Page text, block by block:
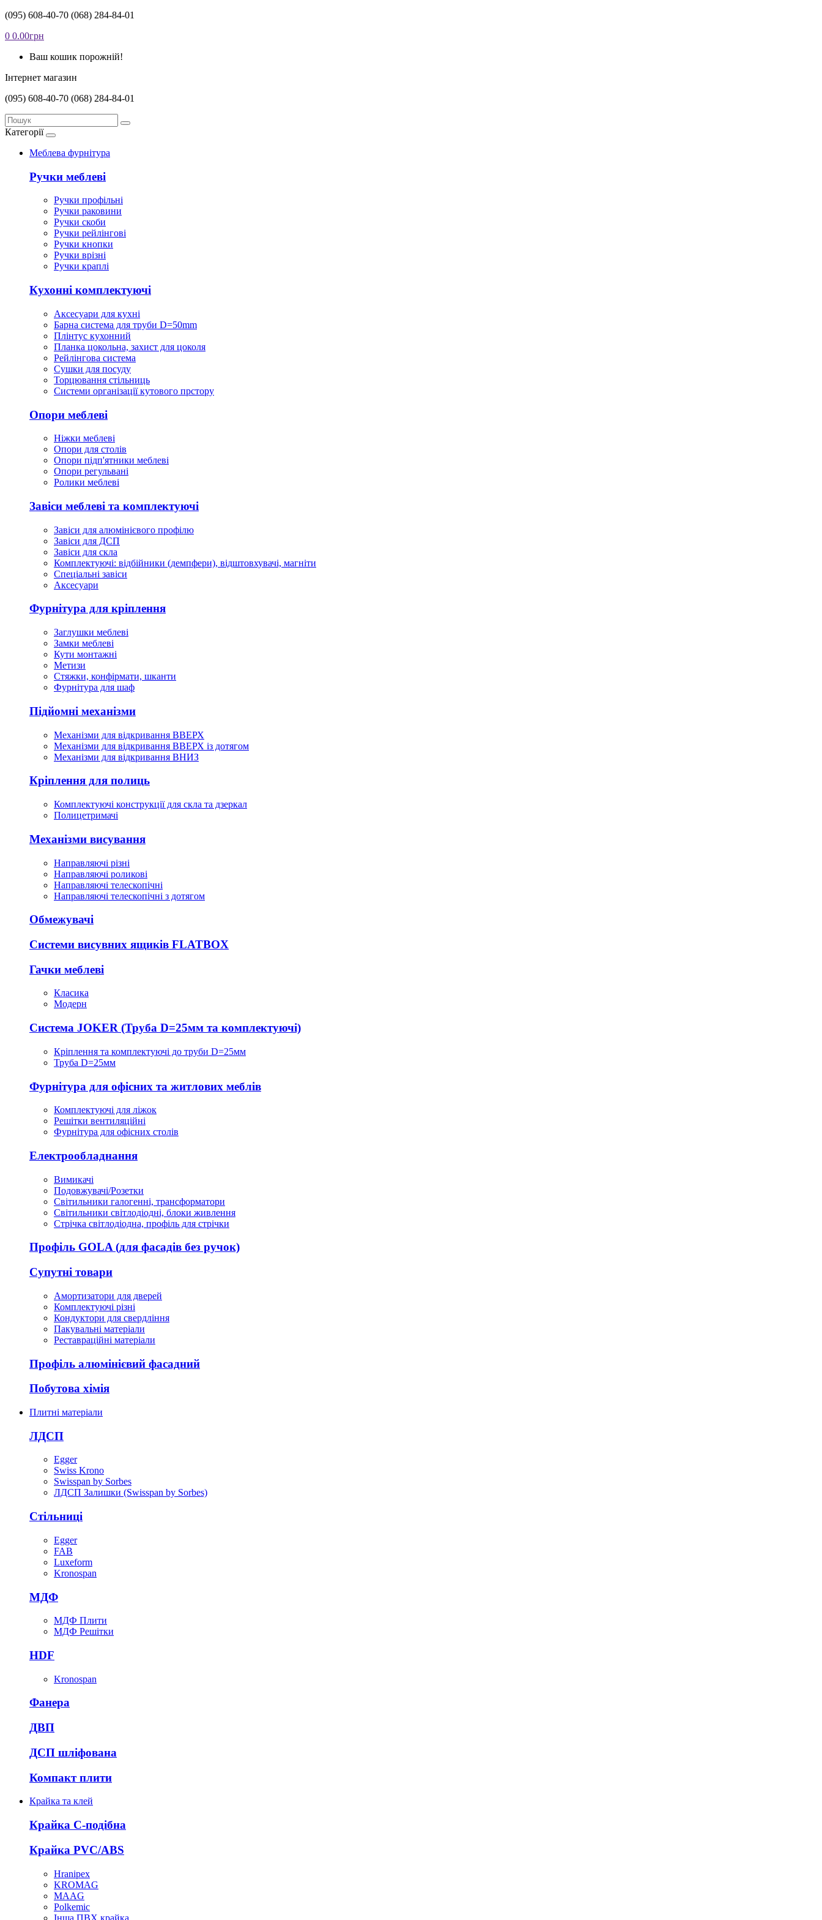
(095) 608-40-70 (068) 284-84-01
0 0.00грн
Ваш кошик порожній!
Інтернет магазин
(095) 608-40-70 (068) 284-84-01
Категорії
Меблева фурнітура
Ручки меблеві
Ручки профільні
Ручки раковини
Ручки скоби
Ручки рейлінгові
Ручки кнопки
Ручки врізні
Ручки краплі
Кухонні комплектуючі
Аксесуари для кухні
Барна система для труби D=50mm
Плінтус кухонний
Планка цокольна, захист для цоколя
Рейлінгова система
Сушки для посуду
Торцювання стільниць
Cистеми організації кутового прстору
Опори меблеві
Ніжки меблеві
Опори для столів
Опори підп'ятники меблеві
Опори регульвані
Ролики меблеві
Завіси меблеві та комплектуючі
Завіси для алюмінієвого профілю
Завіси для ДСП
Завіси для скла
Комплектуючі: відбійники (демпфери), відштовхувачі, магніти
Спеціальні завіси
Аксесуари
Фурнітура для кріплення
Заглушки меблеві
Замки меблеві
Кути монтажні
Метизи
Стяжки, конфірмати, шканти
Фурнітура для шаф
Підйомні механізми
Механізми для відкривання ВВЕРХ
Механізми для відкривання ВВЕРХ із дотягом
Механізми для відкривання ВНИЗ
Кріплення для полиць
Комплектуючі конструкції для скла та дзеркал
Полицетримачі
Механізми висування
Направляючі різні
Направляючі роликові
Направляючі телескопічні
Направляючі телескопічні з дотягом
Обмежувачі
Системи висувних ящиків FLATBOX
Гачки меблеві
Класика
Модерн
Система JOKER (Труба D=25мм та комплектуючі)
Кріплення та комплектуючі до труби D=25мм
Труба D=25мм
Фурнітура для офісних та житлових меблів
Комплектуючі для ліжок
Решітки вентиляційні
Фурнітура для офісних столів
Електрообладнання
Вимикачі
Подовжувачі/Розетки
Світильники галогенні, трансформатори
Світильники світлодіодні, блоки живлення
Стрічка світлодіодна, профіль для стрічки
Профіль GOLA (для фасадів без ручок)
Супутні товари
Амортизатори для дверей
Комплектуючі різні
Кондуктори для свердління
Пакувальні матеріали
Реставраційні матеріали
Профіль алюмінієвий фасадний
Побутова хімія
Плитні матеріали
ЛДСП
Egger
Swiss Krono
Swisspan by Sorbes
ЛДСП Залишки (Swisspan by Sorbes)
Стільниці
Egger
FAB
Luxeform
Kronospan
МДФ
МДФ Плити
МДФ Решітки
HDF
Kronospan
Фанера
ДВП
ДСП шліфована
Компакт плити
Крайка та клей
Крайка С-подібна
Крайка PVC/ABS
Hranipex
KROMAG
MAAG
Polkemic
Інша ПВХ крайка